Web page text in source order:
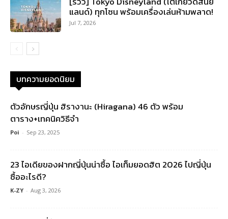
แลนด์) ทุกโซน พร้อมเครื่องเล่นห้ามพลาด!
Jul 7, 2026
บทความยอดนิยม
ตัวอักษรญี่ปุ่น ฮิรางานะ (Hiragana) 46 ตัว พร้อม
ตาราง+เทคนิควิธีจำ
Poi - Sep 23, 2025
23 ไอเดียของฝากญี่ปุ่นน่าซื้อ ไอเท็มยอดฮิต 2026 ไปญี่ปุ่น
ซื้ออะไรดี?
K-ZY - Aug 3, 2026